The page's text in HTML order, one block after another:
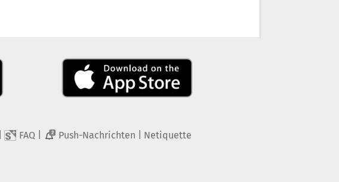
FAQ 2 Push-Nachrichten Netiquette